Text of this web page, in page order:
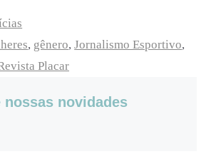
, gênero,Jornalismo Esportivo,
Placar
nossas novidades